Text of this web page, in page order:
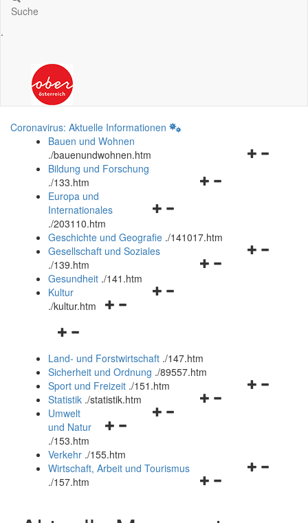
Suche
.
Coronavirus: Aktuelle Informationen
Bauen und Wohnen
./bauenundwohnen.htm
Navigationsmenü
Bildung und Forschung
./133.htm
Navigationsmenü
und
schließen
Europa und
Internationales
./203110.htm
Geschichte und Geografie ./141017.htm
Navigationsmenü
Gesellschaft und Soziales
./139.htm
Navigationsmenü
Gesundheit ./141.htm
Navigationsmenü
Kultur
./kultur.htm
Navigationsmenü
und
schließen
Land- und Forstwirtschaft ./147.htm
Sicherheit und Ordnung ./89557.htm
Navigationsmenü
Sport und Freizeit ./151.htm
Navigationsmenü
Statistik ./statistik.htm
Navigationsmenü
und
schließen
Umwelt
und Natur
./153.htm
Verkehr ./155.htm
Navigationsmenü
Wirtschaft, Arbeit und Tourismus
./157.htm